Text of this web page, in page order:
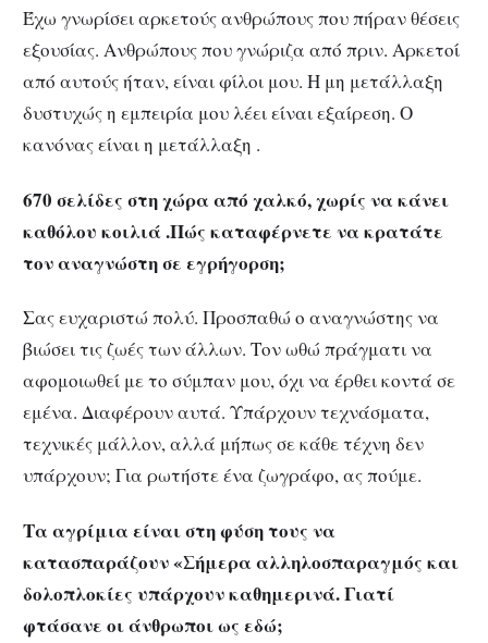
Έχω γνωρίσει αρκετούς ανθρώπους που πήραν θέσεις
εξουσίας. Ανθρώπους που γνώριζα από πριν. Αρκετοί
από αυτούς ήταν, είναι φίλοι μου. Η μη μετάλλαξη
δυστυχώς η εμπειρία μου λέει είναι εξαίρεση. Ο
κανόνας είναι η μετάλλαξη .
670 σελίδες στη χώρα από χαλκό, χωρίς να κάνει
καθόλου κοιλιά .Πώς καταφέρνετε να κρατάτε
τον αναγνώστη σε εγρήγορση;
Σας ευχαριστώ πολύ. Προσπαθώ ο αναγνώστης να
βιώσει τις ζωές των άλλων. Τον ωθώ πράγματι να
αφομοιωθεί με το σύμπαν μου, όχι να έρθει κοντά σε
εμένα. Διαφέρουν αυτά. Υπάρχουν τεχνάσματα,
τεχνικές μάλλον, αλλά μήπως σε κάθε τέχνη δεν
υπάρχουν; Για ρωτήστε ένα ζωγράφο, ας πούμε.
Τα αγρίμια είναι στη φύση τους να
κατασπαράζουν «Σήμερα αλληλοσπαραγμός και
δολοπλοκίες υπάρχουν καθημερινά. Γιατί
φτάσανε οι άνθρωποι ως εδώ;